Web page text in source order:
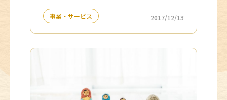
事業・サービス 2017/12/13